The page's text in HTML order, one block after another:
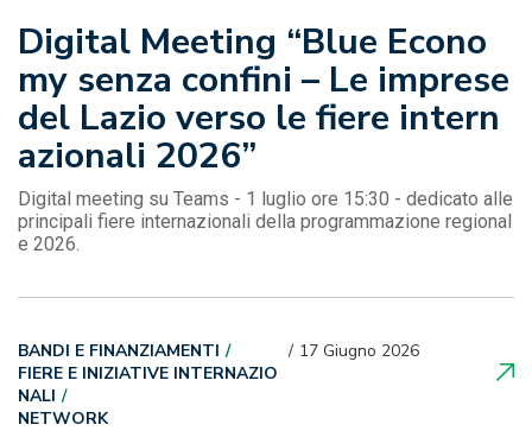
Digital Meeting “Blue Econo
my senza confini – Le imprese
del Lazio verso le fiere intern
azionali 2026”
Digital meeting su Teams - 1 luglio ore 15:30 - dedicato alle
principali fiere internazionali della programmazione regional
e 2026.
17 Giugno 2026
BANDI E FINANZIAMENTI
FIERE E INIZIATIVE INTERNAZIO
NALI
NETWORK